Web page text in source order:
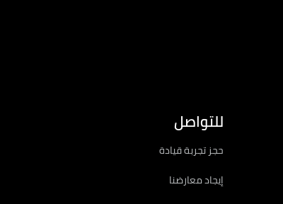
للتواصل
حجز تجربة قيادة
إيجاد معارضنا